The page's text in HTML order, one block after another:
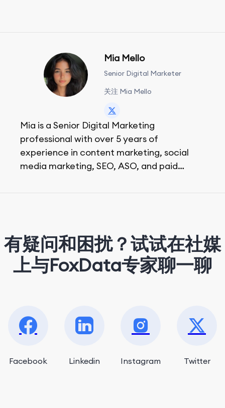
Mia Mello
Senior Digital Marketer
关注 Mia Mello
Mia is a Senior Digital Marketing
professional with over 5 years of
experience in content marketing, social
media marketing, SEO, ASO, and paid
有疑问和困扰？试试在社媒
上与FoxData专家聊一聊
Facebook Linkedin Instagram Twitter